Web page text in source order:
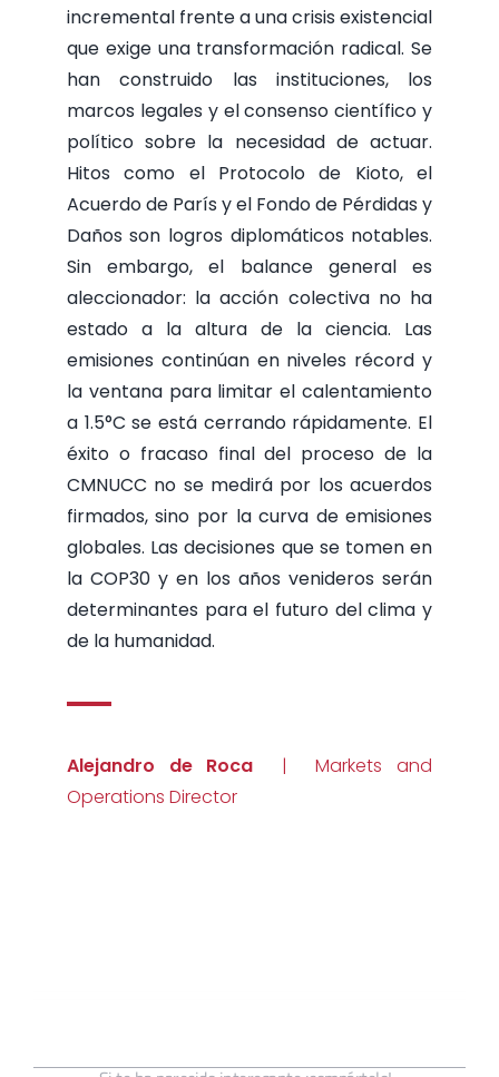
incremental frente a una crisis existencial
que exige una transformación radical. Se
han construido las instituciones, los
marcos legales y el consenso científico y
político sobre la necesidad de actuar.
Hitos como el Protocolo de Kioto, el
Acuerdo de París y el Fondo de Pérdidas y
Daños son logros diplomáticos notables.
Sin embargo, el balance general es
aleccionador: la acción colectiva no ha
estado a la altura de la ciencia. Las
emisiones continúan en niveles récord y
la ventana para limitar el calentamiento
a 1.5°C se está cerrando rápidamente. El
éxito o fracaso final del proceso de la
CMNUCC no se medirá por los acuerdos
firmados, sino por la curva de emisiones
globales. Las decisiones que se tomen en
la COP30 y en los años venideros serán
determinantes para el futuro del clima y
de la humanidad.
Alejandro de Roca
| Markets and
Operations Director